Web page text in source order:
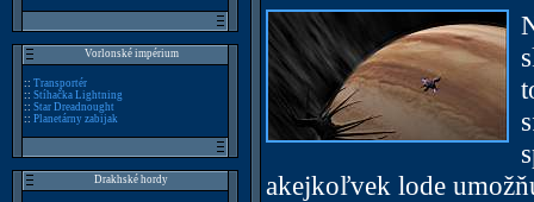
Vorlonské impérium
:: Transportér
:: Stíhačka Lightning
:: Star Dreadnought
:: Planetárny zabijak
Drakhské hordy
akejkoľvek lode